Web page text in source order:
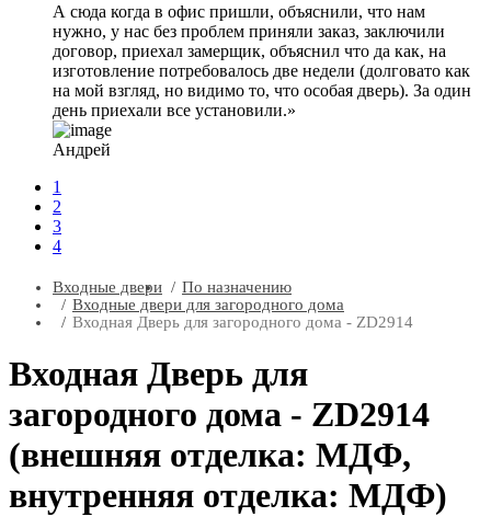
А сюда когда в офис пришли, объяснили, что нам
нужно, у нас без проблем приняли заказ, заключили
договор, приехал замерщик, объяснил что да как, на
изготовление потребовалось две недели (долговато как
на мой взгляд, но видимо то, что особая дверь). За один
день приехали все установили.
Андрей
1
2
3
4
Входные двери
По назначению
Входные двери для загородного дома
Входная Дверь для загородного дома - ZD2914
Входная Дверь для
загородного дома - ZD2914
(внешняя отделка: МДФ,
внутренняя отделка: МДФ)